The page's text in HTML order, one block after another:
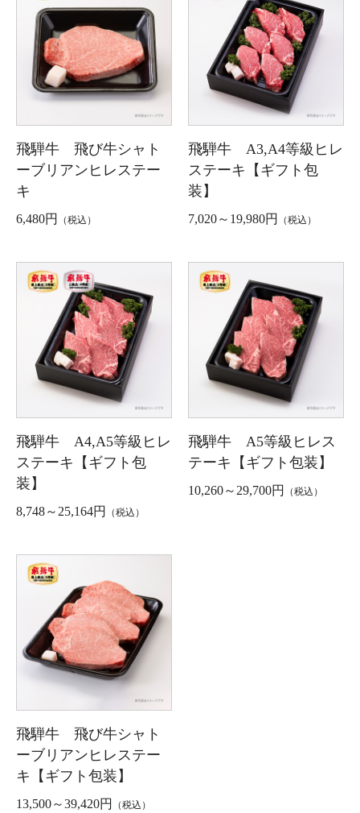
飛騨牛 飛び牛シャト
ーブリアンヒレステー
キ
6,480円 （税込）
飛騨牛 A3,A4等級ヒレ
ステーキ【ギフト包
装】
7,020～19,980円 （税込）
飛騨牛 A4,A5等級ヒレ
ステーキ【ギフト包
装】
8,748～25,164円 （税込）
飛騨牛 A5等級ヒレス
テーキ【ギフト包装】
10,260～29,700円 （税込）
飛騨牛 飛び牛シャト
ーブリアンヒレステー
キ【ギフト包装】
13,500～39,420円 （税込）